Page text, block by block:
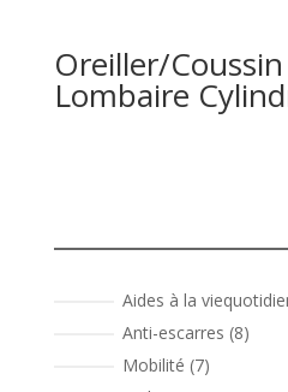
Oreiller/
Lombaire
Aides à la
Anti-escarres 88
Mobilité 77